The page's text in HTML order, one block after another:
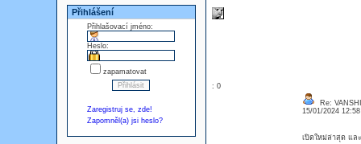
Přihlášení
Přihlašovací jméno:
Heslo:
zapamatovat
Zaregistruj se, zde!
Zapomněl(a) jsi heslo?
: 0
Re:
15/01/2024
เปิดใหม่ล่าสุด แล